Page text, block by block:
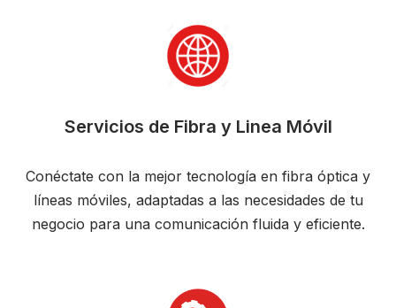
Servicios de Fibra y Linea Móvil
Conéctate con la mejor tecnología en fibra óptica y
líneas móviles, adaptadas a las necesidades de tu
negocio para una comunicación fluida y eficiente.